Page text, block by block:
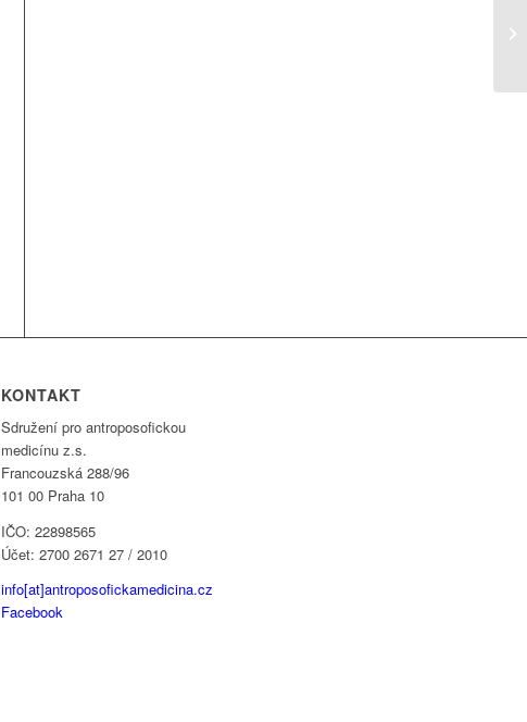
KONTAKT
Sdružení pro antroposofickou
medicínu z.s.
Francouzská 288/96
101 00 Praha 10
IČO: 22898565
Účet: 2700 2671 27 / 2010
info[at]antroposofickamedicina.cz
Facebook